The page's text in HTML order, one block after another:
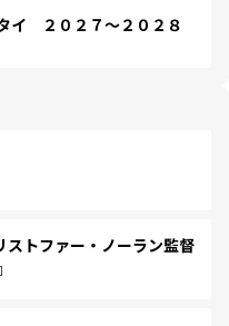
２０２７～２０２８
トファー・ノーラン監督